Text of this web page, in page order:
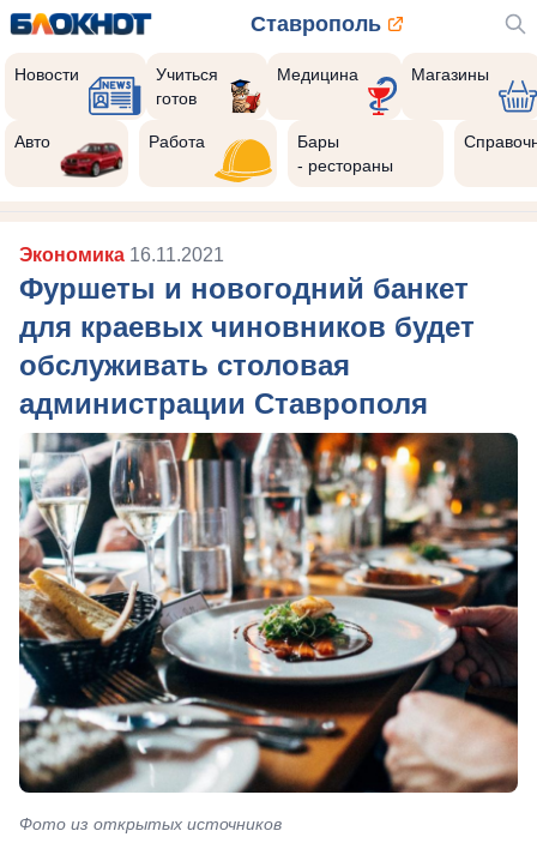
Ставрополь
Новости
Учиться
готов
Медицина Магазины
Авто Работа
Бары
- рестораны
Экономика 16.11.2021
Фуршеты и новогодний банкет
для краевых чиновников будет
обслуживать столовая
администрации Ставрополя
Фото из открытых источников